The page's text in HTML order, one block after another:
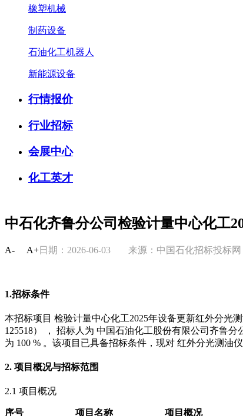
橡塑机械
制药设备
石油化工机器人
新能源设备
行情报价
行业招标
会展中心
化工英才
中石化齐鲁分公司检验计量中心化工
A- A+日期：2026-06-03 来源：中国石化招标投标
1.招标条件
本招标项目 检验计量中心化工2025年设备更新红外分光
125518） ， 招标人为 中国石油化工股份有限公司齐鲁
为 100 % 。该项目已具备招标条件，现对 红外分光测油
2. 项目概况与招标范围
2.1 项目概况
序号 项目名称
项目概况